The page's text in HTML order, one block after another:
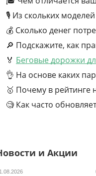
🎙 Из скольких
💰 Сколько денег
🔎 Подскажите, как
🏅 Беговые дорожки
👌 На основе каких
🥇 Почему в рейтинге
🧐 Как часто
и Акции